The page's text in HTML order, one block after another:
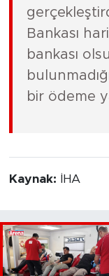
Bankası
bankası
bir ödeme
Kaynak: İHA